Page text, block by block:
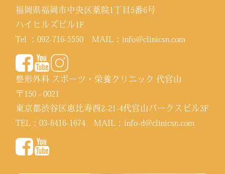
福岡県福岡市中央区薬院1丁目5番6号
ハイヒルズビル1F
Tel ：092-716-5550 MAIL：info@clinicsn.com
整形外科 スポーツ・栄養クリニック 代官山
〒150 - 0021
東京都渋谷区恵比寿西2-21-4代官山パークスビル3F
TEL：03-6416-1674 MAIL：info-d@clinicsn.com